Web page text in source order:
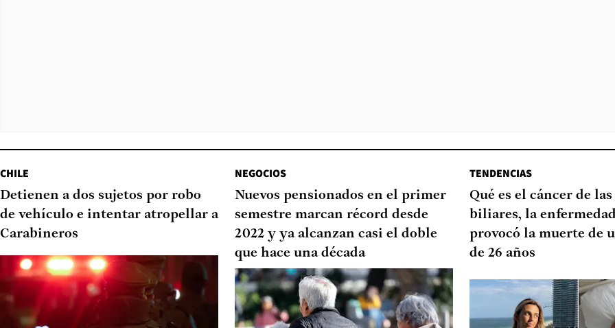
CHILE
Detienen a dos sujetos por robo
de vehículo e intentar atropellar a
Carabineros
NEGOCIOS
Nuevos pensionados en el primer
semestre marcan récord desde
2022 y ya alcanzan casi el doble
que hace una década
TENDENCIAS
Qué es el cáncer de
biliares, la
provocó la muerte de
de 26 años